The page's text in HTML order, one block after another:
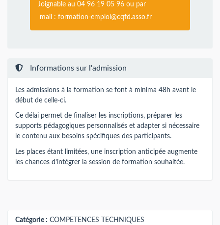
Joignable au 04 96 19 05 96 ou par
mail : formation-emploi@cqfd.asso.fr
Informations sur l'admission
Les admissions à la formation se font à minima 48h avant le
début de celle-ci.
Ce délai permet de finaliser les inscriptions, préparer les
supports pédagogiques personnalisés et adapter si nécessaire
le contenu aux besoins spécifiques des participants.
Les places étant limitées, une inscription anticipée augmente
les chances d'intégrer la session de formation souhaitée.
Catégorie : COMPETENCES TECHNIQUES